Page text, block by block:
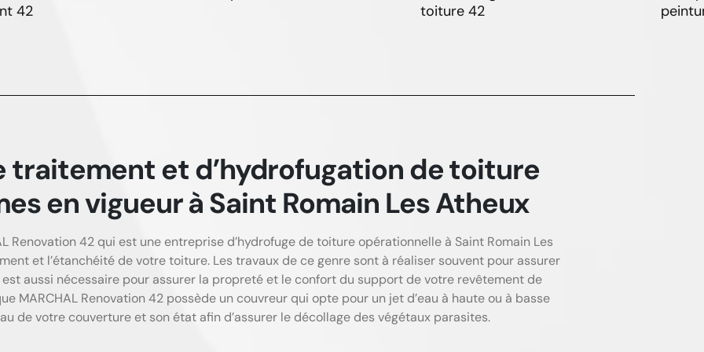
42
toiture 42
traitement et d’hydrofugation de toiture
en vigueur à Saint Romain Les Atheux
Renovation 42 qui est une entreprise d’hydrofuge de toiture opérationnelle à Saint Romain Les
et l’étanchéité de votre toiture. Les travaux de ce genre sont à réaliser souvent pour assurer
aussi nécessaire pour assurer la propreté et le confort du support de votre revêtement de
MARCHAL Renovation 42 possède un couvreur qui opte pour un jet d’eau à haute ou à basse
de votre couverture et son état afin d’assurer le décollage des végétaux parasites.